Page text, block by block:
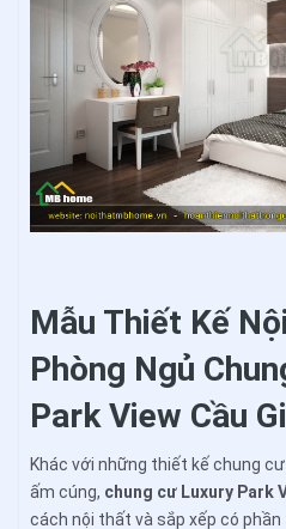
Mẫu Thiết Kế
Phòng Ngủ
Park View Cầu
Khác với những thiết kế chung
ấm cúng, chung cư Luxury Park
cách nội thất và sắp xếp có phần